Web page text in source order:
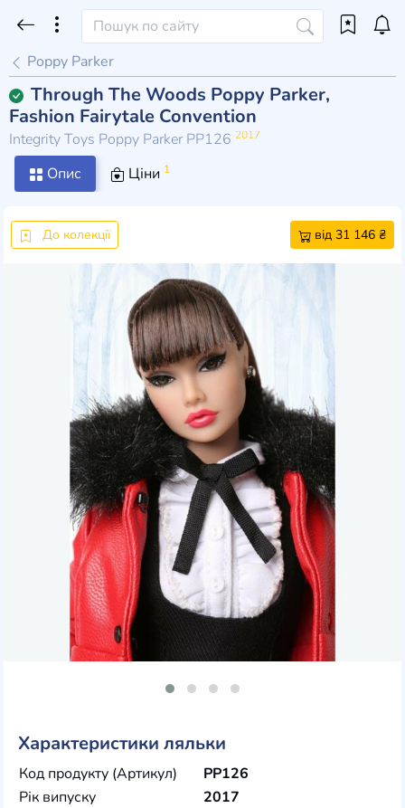
Poppy Parker
Through The Woods Poppy Parker,
Fashion Fairytale Convention
Integrity Toys Poppy Parker PP126 2017
Опис Ціни 1
До колекції від 31 146 ₴
Характеристики ляльки
Код продукту (Артикул)
PP126
Рік випуску
2017